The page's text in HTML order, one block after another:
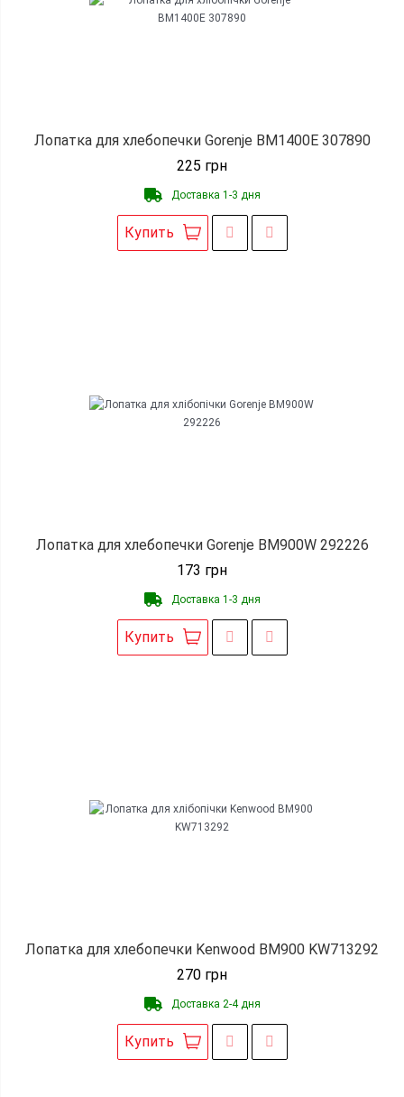
Лопатка для хлебопечки Gorenje BM1400E 307890
225 грн
Доставка 1-3 дня
Купить
Лопатка для хлебопечки Gorenje BM900W 292226
173 грн
Доставка 1-3 дня
Купить
Лопатка для хлебопечки Kenwood BM900 KW713292
270 грн
Доставка 2-4 дня
Купить